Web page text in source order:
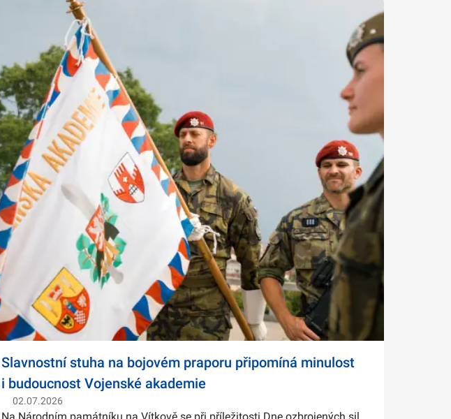
Slavnostní stuha na bojovém praporu připomíná minulost
i budoucnost Vojenské akademie
02.07.2026